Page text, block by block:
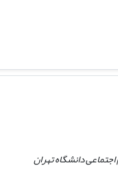
دانشگاه تهران